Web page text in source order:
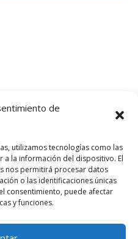
de
utilizamos tecnologías como las
a la información del dispositivo. El
nos permitirá procesar datos
o las identificaciones únicas
consentimiento, puede afectar
y funciones.